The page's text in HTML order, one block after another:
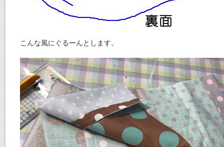
こんな風にぐるーんとします。